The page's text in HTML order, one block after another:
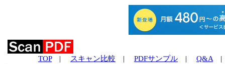
TOP| スキャン比較 | PDFサンプル | Q&A